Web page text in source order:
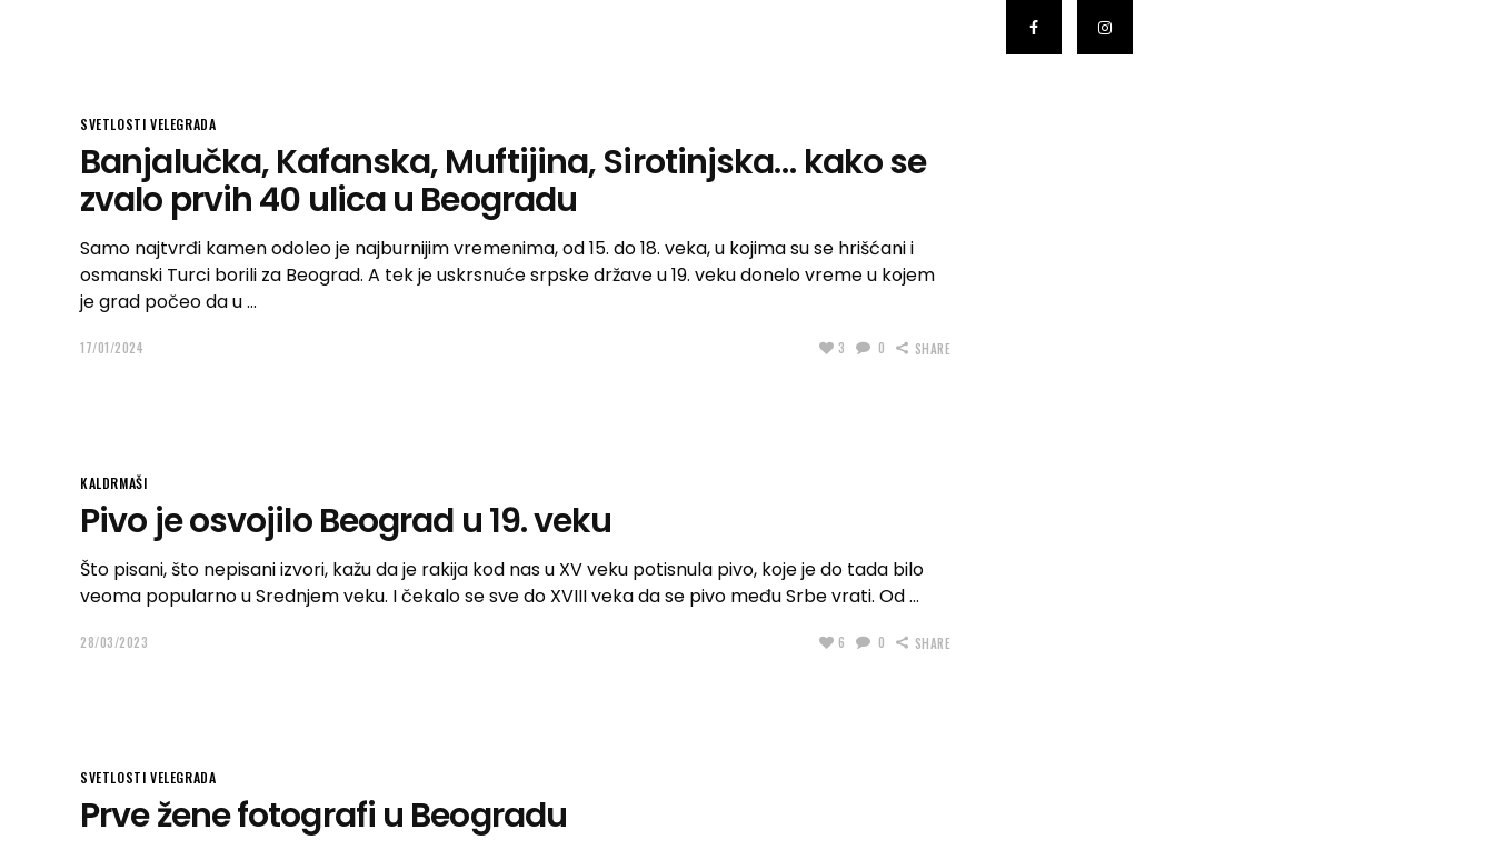
SVETLOSTI VELEGRADA
Banjalučka, Kafanska, Muftijina, Sirotinjska… kako se
zvalo prvih 40 ulica u Beogradu
Samo najtvrđi kamen odoleo je najburnijim vremenima, od 15. do 18. veka, u kojima su se hrišćani i
osmanski Turci borili za Beograd. A tek je uskrsnuće srpske države u 19. veku donelo vreme u kojem
je grad počeo da u
17/01/2024 3 0 SHARE
KALDRMAŠI
Pivo je osvojilo Beograd u 19. veku
Što pisani, što nepisani izvori, kažu da je rakija kod nas u XV veku potisnula pivo, koje je do tada bilo
veoma popularno u Srednjem veku. I čekalo se sve do XVIII veka da se pivo među Srbe vrati. Od
28/03/2023 6 0 SHARE
SVETLOSTI VELEGRADA
Prve žene fotografi u Beogradu